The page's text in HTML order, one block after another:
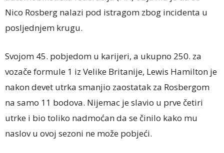
Nico Rosberg nalazi pod istragom zbog incidenta u
posljednjem krugu.
Svojom 45. pobjedom u karijeri, a ukupno 250. za
vozače formule 1 iz Velike Britanije, Lewis Hamilton je
nakon devet utrka smanjio zaostatak za Rosbergom
na samo 11 bodova. Nijemac je slavio u prve četiri
utrke i bio toliko nadmoćan da se činilo kako mu
naslov u ovoj sezoni ne može pobjeći.